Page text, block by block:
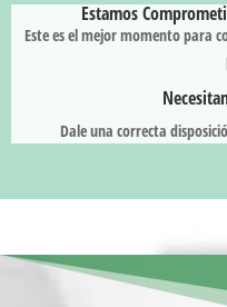
Estamos
Este es el mejor momento para
Dale una correcta